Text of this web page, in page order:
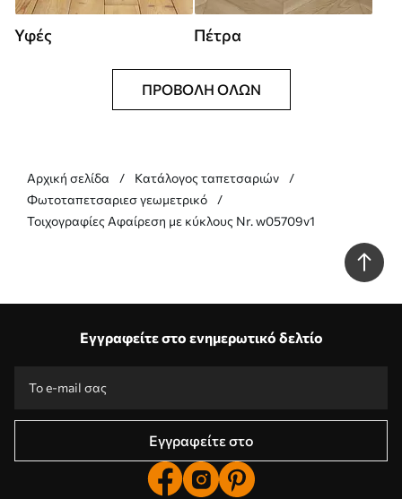
Υφές Πέτρα
ΠΡΟΒΟΛΉ ΌΛΩΝ
Αρχική σελίδα
Κατάλογος ταπετσαριών
Φωτοταπετσαριεσ γεωμετρικό
Τοιχογραφίες Αφαίρεση με κύκλους Nr. w05709v1
Εγγραφείτε στο ενημερωτικό δελτίο
Εγγραφείτε στο